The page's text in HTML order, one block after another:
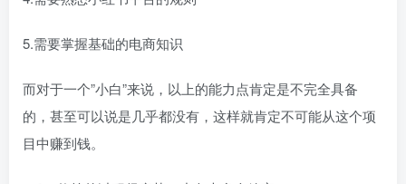
5.需要掌握基础的电商知识​
而对于一个”小白”来说，以上的能力点肯定是不完全具备
的，甚至可以说是几乎都没有，这样就肯定不可能从这个项
目中赚到钱。​